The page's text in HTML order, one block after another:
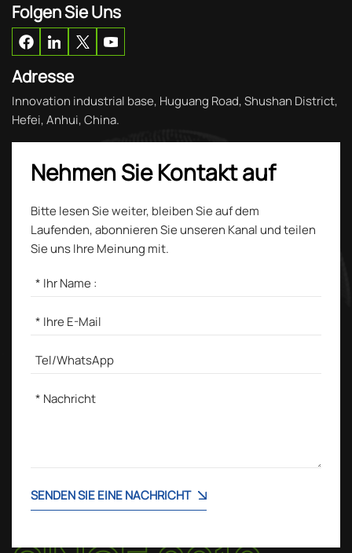
Folgen Sie Uns
Adresse
Innovation industrial base, Huguang Road, Shushan District,
Hefei, Anhui, China.
Nehmen Sie Kontakt auf
Bitte lesen Sie weiter, bleiben Sie auf dem
Laufenden, abonnieren Sie unseren Kanal und teilen
Sie uns Ihre Meinung mit.
SENDEN SIE EINE NACHRICHT